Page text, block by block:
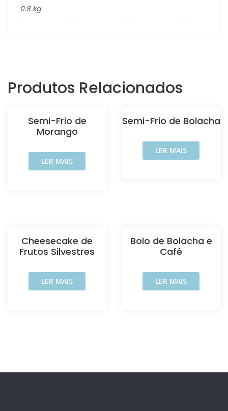
0.8 kg
Produtos Relacionados
Semi-Frio de
Morango
LER MAIS
Semi-Frio de Bolacha
LER MAIS
Cheesecake de
Frutos Silvestres
LER MAIS
Bolo de Bolacha e
Café
LER MAIS